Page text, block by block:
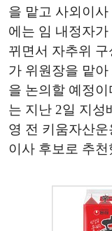
을 맡고 사외이
에는 임 내정자
뀌면서 자추위
가 위원장을 맡
을 논의할 예정
는 지난 2일 지성
영 전 키움자산
이사 후보로 추천